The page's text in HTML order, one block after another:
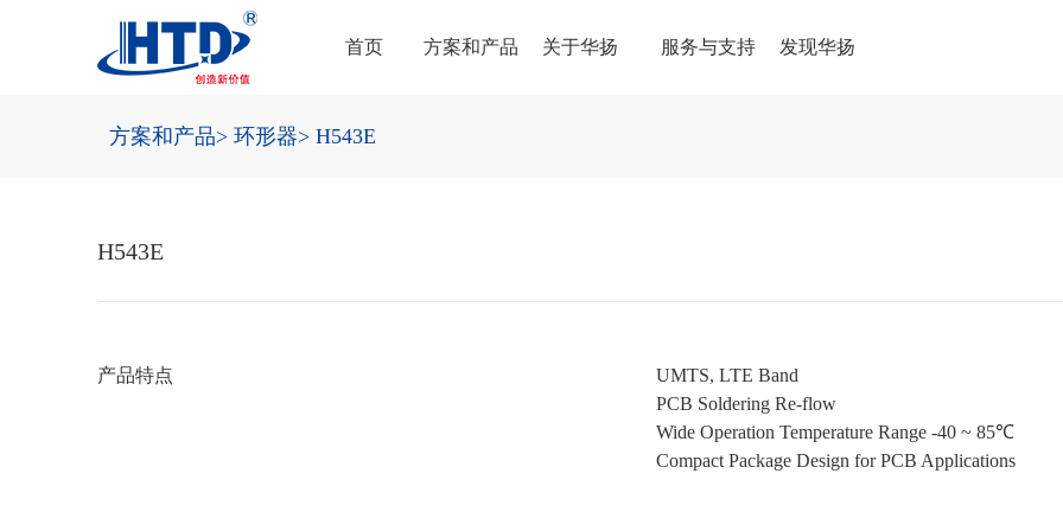
首页 方案和产品 关于华扬 服务与支持 发现华扬
方案和产品> 环形器> H543E
H543E
产品特点
UMTS, LTE Band
PCB Soldering Re-flow
Wide Operation Temperature Range -40 ~ 85℃
Compact Package Design for PCB Applications